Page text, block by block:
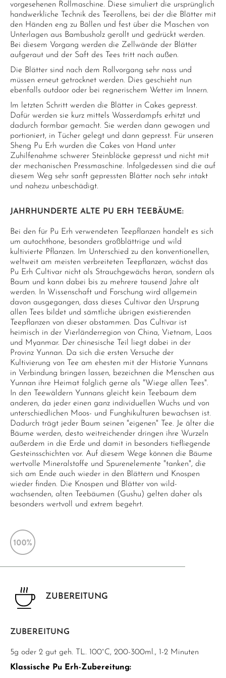
vorgesehenen Rollmaschine. Diese simuliert die ursprünglich
handwerkliche Technik des Teerollens, bei der die Blätter mit
den Händen eng zu Bällen und fest über die Maschen von
Unterlagen aus Bambusholz gerollt und gedrückt werden.
Bei diesem Vorgang werden die Zellwände der Blätter
aufgeraut und der Saft des Tees tritt nach außen.
Die Blätter sind nach dem Rollvorgang sehr nass und
müssen erneut getrocknet werden. Dies geschieht nun
ebenfalls outdoor oder bei regnerischem Wetter im Innern.
Im letzten Schritt werden die Blätter in Cakes gepresst.
Dafür werden sie kurz mittels Wasserdampfs erhitzt und
dadurch formbar gemacht. Sie werden dann gewogen und
portioniert, in Tücher gelegt und dann gepresst. Für unseren
Sheng Pu Erh wurden die Cakes von Hand unter
Zuhilfenahme schwerer Steinblöcke gepresst und nicht mit
der mechanischen Pressmaschine. Infolgedessen sind die auf
diesem Weg sehr sanft gepressten Blätter noch sehr intakt
und nahezu unbeschädigt.
JAHRHUNDERTE ALTE PU ERH TEEBÄUME:
Bei den für Pu Erh verwendeten Teepflanzen handelt es sich
um autochthone, besonders großblättrige und wild
kultivierte Pflanzen. Im Unterschied zu den konventionellen,
weltweit am meisten verbreiteten Teepflanzen, wächst das
Pu Erh Cultivar nicht als Strauchgewächs heran, sondern als
Baum und kann dabei bis zu mehrere tausend Jahre alt
werden. In Wissenschaft und Forschung wird allgemein
davon ausgegangen, dass dieses Cultivar den Ursprung
allen Tees bildet und sämtliche übrigen existierenden
Teepflanzen von dieser abstammen. Das Cultivar ist
heimisch in der Vierländerregion von China, Vietnam, Laos
und Myanmar. Der chinesische Teil liegt dabei in der
Provinz Yunnan. Da sich die ersten Versuche der
Kultivierung von Tee am ehesten mit der Historie Yunnans
in Verbindung bringen lassen, bezeichnen die Menschen aus
Yunnan ihre Heimat folglich gerne als "Wiege allen Tees".
In den Teewäldern Yunnans gleicht kein Teebaum dem
anderen, da jeder einen ganz individuellen Wuchs und von
unterschiedlichen Moos- und Funghikulturen bewachsen ist.
Dadurch trägt jeder Baum seinen "eigenen" Tee. Je älter die
Bäume werden, desto weitreichender dringen ihre Wurzeln
außerdem in die Erde und damit in besonders tiefliegende
Gesteinsschichten vor. Auf diesem Wege können die Bäume
wertvolle Mineralstoffe und Spurenelemente "tanken", die
sich am Ende auch wieder in den Blättern und Knospen
wieder finden. Die Knospen und Blätter von wild-
wachsenden, alten Teebäumen (Gushu) gelten daher als
besonders wertvoll und extrem begehrt.
ZUBEREITUNG
ZUBEREITUNG
5g oder 2 gut geh. TL. 100°C, 200-300ml., 1-2 Minuten
Klassische Pu Erh-Zubereitung: